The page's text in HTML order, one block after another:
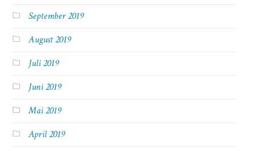
September 2019
August 2019
Juli 2019
Juni 2019
Mai 2019
April 2019